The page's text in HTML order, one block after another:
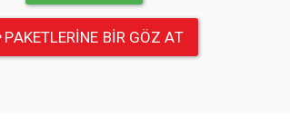
PAKETLERINE BIR GÖZ AT